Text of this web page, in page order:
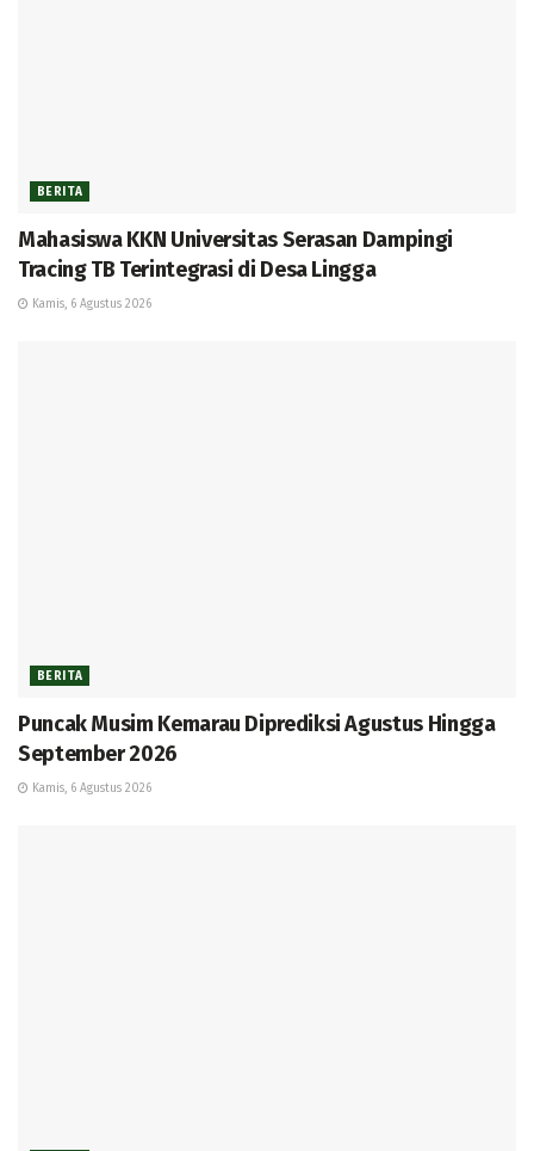
BERITA
Mahasiswa KKN Universitas Serasan Dampingi
Tracing TB Terintegrasi di Desa Lingga
Kamis, 6 Agustus 2026
BERITA
Puncak Musim Kemarau Diprediksi Agustus Hingga
September 2026
Kamis, 6 Agustus 2026